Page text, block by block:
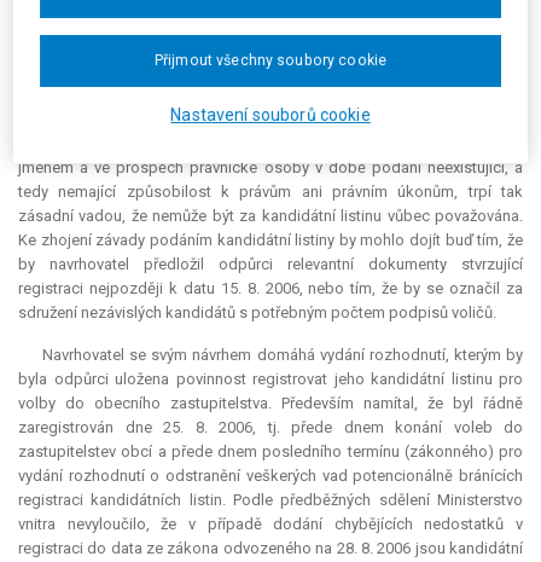
subjektem. Dle § 6 odst. 1 zák. č. 424/1991 Sb., o sdružování v
Sb."), vzniká strana registrací. Úkonem Ministerstva vnitra (tzn. registrací
listiny, která nebyla podána oprávněným subjektem v souladu s § 21
jménem a ve prospěch právnické osoby v době podání neexistující, a
tedy nemající způsobilost k právům ani právním úkonům, trpí tak
zásadní vadou, že nemůže být za kandidátní listinu vůbec považována.
Ke zhojení závady podáním kandidátní listiny by mohlo dojít buď tím, že
by navrhovatel předložil odpůrci relevantní dokumenty stvrzující
registraci nejpozději k datu 15. 8. 2006, nebo tím, že by se označil za
sdružení nezávislých kandidátů s potřebným počtem podpisů voličů.
Navrhovatel se svým návrhem domáhá vydání rozhodnutí, kterým by
byla odpůrci uložena povinnost registrovat jeho kandidátní listinu pro
volby do obecního zastupitelstva. Především namítal, že byl řádně
zaregistrován dne 25. 8. 2006, tj. přede dnem konání voleb do
zastupitelstev obcí a přede dnem posledního termínu (zákonného) pro
vydání rozhodnutí o odstranění veškerých vad potencionálně bránících
registraci kandidátních listin. Podle předběžných sdělení Ministerstvo
vnitra nevyloučilo, že v případě dodání chybějících nedostatků v
registraci do data ze zákona odvozeného na 28. 8. 2006 jsou kandidátní
Nastavení souborů cookie
Přijmout všechny soubory cookie